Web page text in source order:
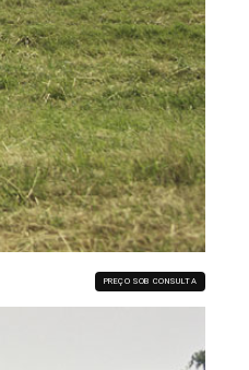
PREÇO SOB CONSULTA